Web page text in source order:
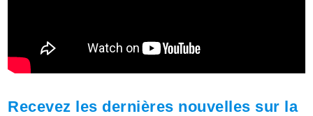
Recevez les dernières nouvelles sur la